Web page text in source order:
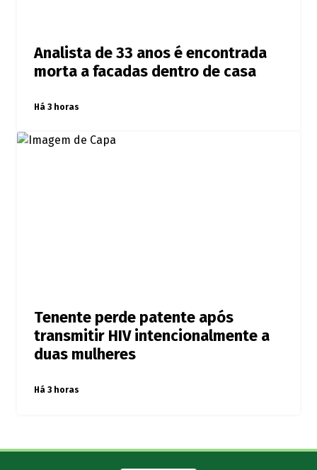
Analista de 33 anos é encontrada
morta a facadas dentro de casa
Há 3 horas
Tenente perde patente após
transmitir HIV intencionalmente a
duas mulheres
Há 3 horas